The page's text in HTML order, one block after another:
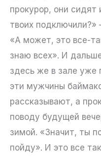
прокурор, они сидят
твоих
«А может, это все-
знаю всех». И
здесь же в зале уже
эти мужчины
рассказывают, а
поводу будущей
зимой. «Значит, ты
пойду». И это все